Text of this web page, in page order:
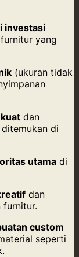
investasi
yang
(ukuran tidak
dan
di
utama di
dan
furnitur.
custom
seperti